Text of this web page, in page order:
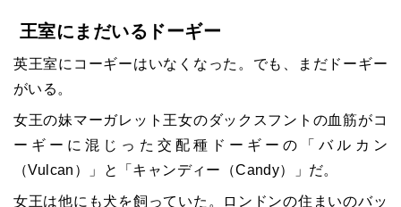
王室にまだいるドーギー
英王室にコーギーはいなくなった。でも、まだドーギー
がいる。
女王の妹マーガレット王女のダックスフントの血筋がコ
ーギーに混じった交配種ドーギーの「バルカン
（Vulcan ）」と「キャンディー（Candy）」だ。
女王は他にも犬を飼っていた。ロンドンの住まいのバッ